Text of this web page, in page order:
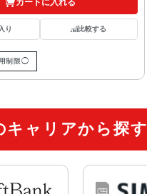
り 比較する
制限◯
キャリアから探す